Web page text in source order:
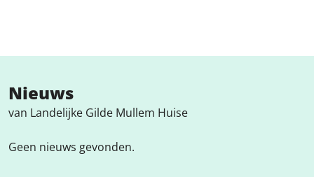
Nieuws
van Landelijke Gilde Mullem Huise
Geen nieuws gevonden.